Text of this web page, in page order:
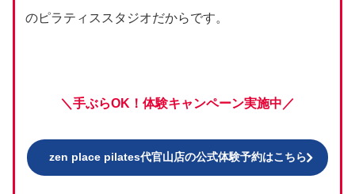
のピラティススタジオだからです。
＼手ぶらOK！体験キャンペーン実施中／
zen place pilates代官山店の公式体験予約はこちら